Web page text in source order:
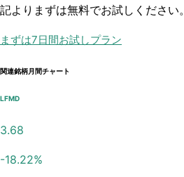
記よりまずは無料でお試しください。
まずは7日間お試しプラン
関連銘柄月間チャート
LFMD
3.68
-18.22%